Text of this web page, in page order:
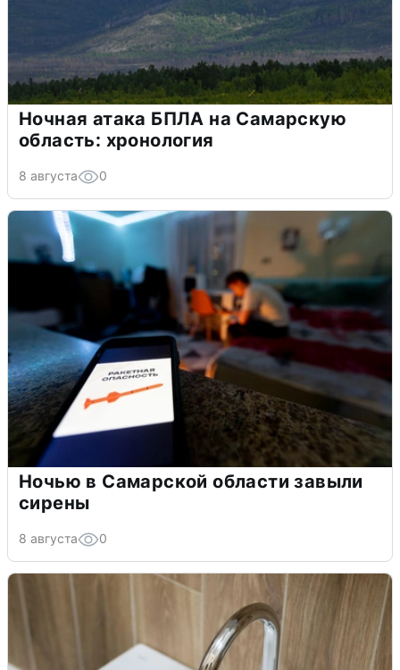
Ночная атака БПЛА на Самарскую
область: хронология
8 августа 0
Ночью в Самарской области завыли
сирены
8 августа 0